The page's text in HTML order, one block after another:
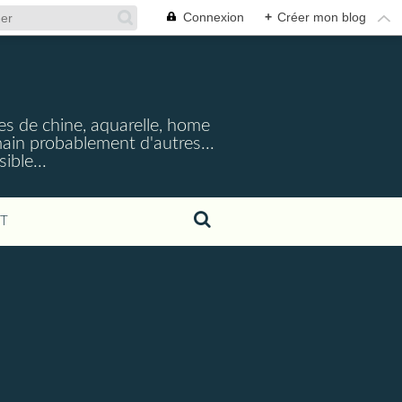
Connexion + Créer mon blog
de chine, aquarelle, home
probablement d'autres...